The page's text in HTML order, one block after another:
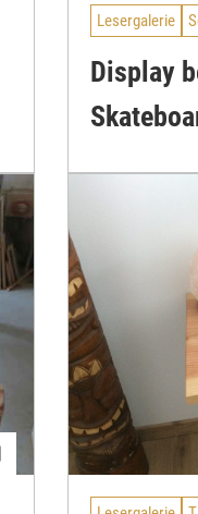
Lesergalerie
Display